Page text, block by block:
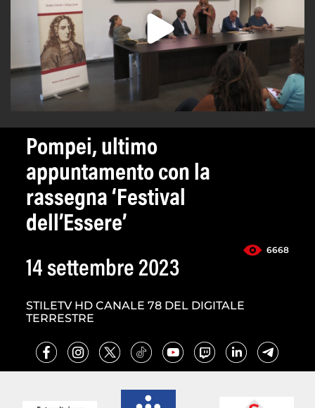
Pompei, ultimo
appuntamento con la
rassegna ‘Festival
dell’Essere’
6668
14 settembre 2023
STILETV HD CANALE 78 DEL DIGITALE
TERRESTRE